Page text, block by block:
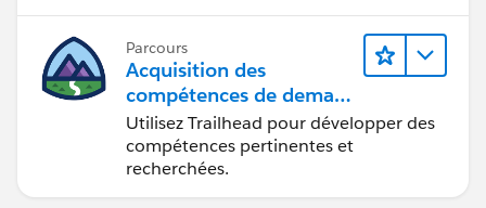
Parcours
Acquisition des
compétences de demain
avec Trailhead
Utilisez Trailhead pour développer des
compétences pertinentes et
recherchées.